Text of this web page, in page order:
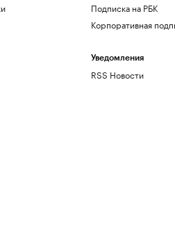
Подписка на РБК
Корпоративная
Уведомления
RSS Новости